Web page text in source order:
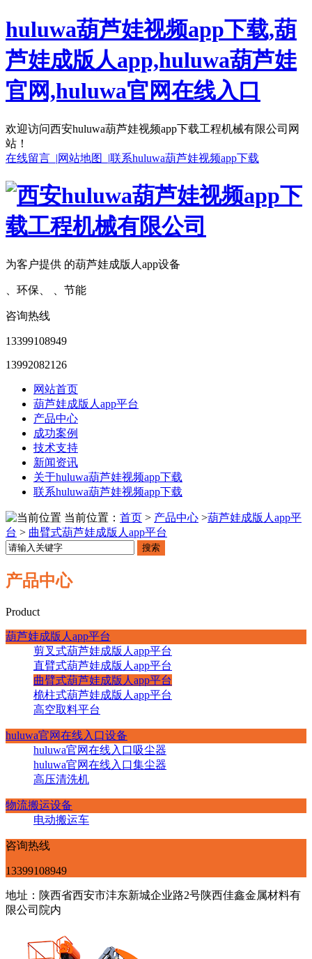
huluwa葫芦娃视频app下载,葫
芦娃成版人app,huluwa葫芦娃
官网,huluwa官网在线入口
欢迎访问西安huluwa葫芦娃视频app下载工程机械有限公司网
站！
在线留言 |网站地图 |联系huluwa葫芦娃视频app下载
为客户提供 的葫芦娃成版人app设备
、环保、 、节能
咨询热线
13399108949
13992082126
网站首页
葫芦娃成版人app平台
产品中心
成功案例
技术支持
新闻资讯
关于huluwa葫芦娃视频app下载
联系huluwa葫芦娃视频app下载
当前位置： 首页 > 产品中心 >葫芦娃成版人app平
台 > 曲臂式葫芦娃成版人app平台
搜索
产品中心
Product
葫芦娃成版人app平台
剪叉式葫芦娃成版人app平台
直臂式葫芦娃成版人app平台
曲臂式葫芦娃成版人app平台
桅柱式葫芦娃成版人app平台
高空取料平台
huluwa官网在线入口设备
huluwa官网在线入口吸尘器
huluwa官网在线入口集尘器
高压清洗机
物流搬运设备
电动搬运车
咨询热线
13399108949
地址：陕西省西安市沣东新城企业路2号陕西佳鑫金属材料有
限公司院内